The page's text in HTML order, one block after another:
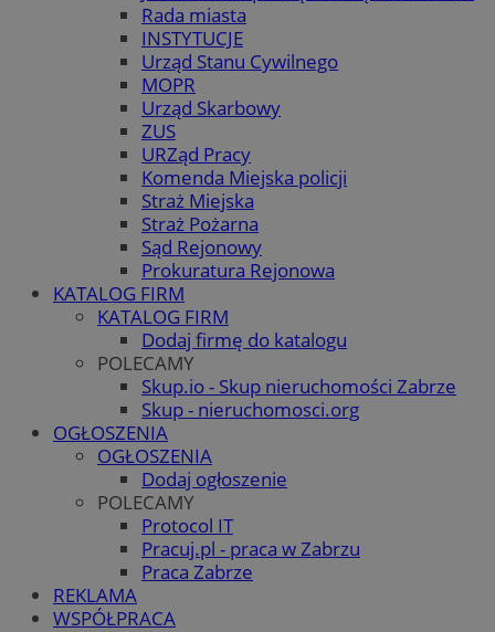
Rada miasta
INSTYTUCJE
Urząd Stanu Cywilnego
MOPR
Urząd Skarbowy
ZUS
URZąd Pracy
Komenda Miejska policji
Straż Miejska
Straż Pożarna
Sąd Rejonowy
Prokuratura Rejonowa
KATALOG FIRM
KATALOG FIRM
Dodaj firmę do katalogu
POLECAMY
Skup.io - Skup nieruchomości Zabrze
Skup - nieruchomosci.org
OGŁOSZENIA
OGŁOSZENIA
Dodaj ogłoszenie
POLECAMY
Protocol IT
Pracuj.pl - praca w Zabrzu
Praca Zabrze
REKLAMA
WSPÓŁPRACA